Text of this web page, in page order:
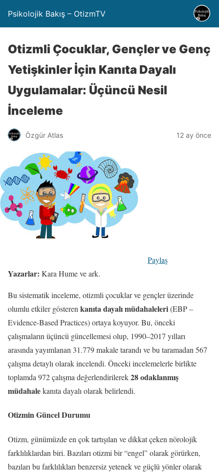
Psikolojik Bakış – OtizmTV
Otizmli Çocuklar, Gençler ve Genç
Yetişkinler İçin Kanıta Dayalı
Uygulamalar: Üçüncü Nesil
İnceleme
Özgür Atlas 12 ay önce
Paylaş
Yazarlar: Kara Hume ve ark.
Bu sistematik inceleme, otizmli çocuklar ve gençler üzerinde
olumlu etkiler gösteren kanıta dayalı müdahaleleri(EBP –
Evidence-Based Practices) ortaya koyuyor. Bu, önceki
çalışmaların üçüncü güncellemesi olup, 1990–2017 yılları
arasında yayımlanan 31.779 makale tarandı ve bu taramadan 567
çalışma detaylı olarak incelendi. Önceki incelemelerle birlikte
toplamda 972 çalışma değerlendirilerek28 odaklanmış
müdahalekanıta dayalı olarak belirlendi.
Otizmin Güncel Durumu
Otizm, günümüzde en çok tartışılan ve dikkat çeken nörolojik
farklılıklardan biri. Bazıları otizmi bir “engel” olarak görürken,
bazıları bu farklılıkları benzersiz yetenek ve güçlü yönler olarak